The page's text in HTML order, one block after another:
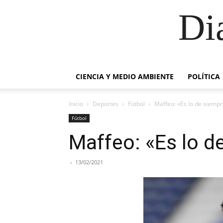
CIENCIA Y MEDIO AMBIENTE POLÍTICA
Inicio Deportes Fútbol Maffeo: «Es lo de
Fútbol
Maffeo: «Es lo
- 13/02/2021